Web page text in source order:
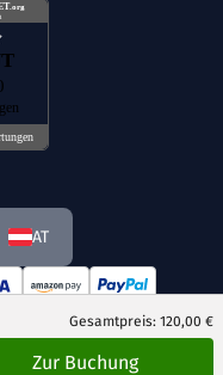
Gesamtpreis: 120,00 €
Zur Buchung
.org
AT
Rechte vorbehalten.